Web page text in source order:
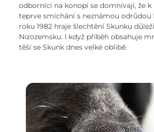
odborníci na konopí se domnívají, že k
teprve smíchání s neznámou odrůdou
roku 1982 hraje šlechtění Skunku
Nizozemsku. I když příběh obsahuje
těší se Skunk dnes velké oblibě.